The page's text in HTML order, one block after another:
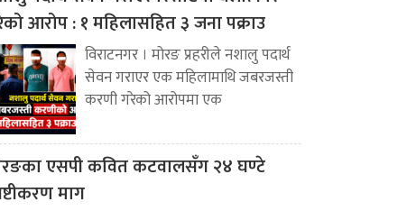
आरोप : १ महिलासहित ३ जना पक्राउ
विराटनगर । मोरङ प्रहरीले नशालु पदार्थ
सेवन गराएर एक महिलामाथि जबरजस्ती
करणी गरेको आरोपमा एक
एसपी कवित कटवालसँग २४ घण्टे
माग